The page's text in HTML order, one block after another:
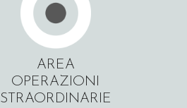
AREA
OPERAZIONI
STRAORDINARIE